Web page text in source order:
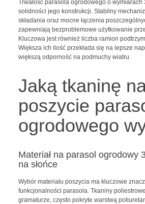
Trwałość parasola ogrodowego o
solidności jego konstrukcji. Stabilny
składania oraz mocne łączenia
zapewniają bezproblemowe użytkowanie
Kluczowa jest również liczba ramion
Większa ich ilość przekłada się na lepsze
większą odporność na podmuchy wiatru.
Jaką tkaninę
poszycie
ogrodowego
Materiał na parasol ogrodowy
na słońce
Wybór materiału poszycia ma kluczowe
funkcjonalności parasola. Tkaniny
gramaturze, często pokryte warstwą